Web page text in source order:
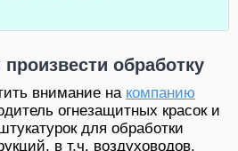
обработку
внимание на компанию
огнезащитных красок и
для обработки
в т.ч. воздуховодов.